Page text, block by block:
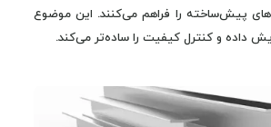
پیش‌ساخته را فراهم می‌کنند. این موضوع
داده و کنترل کیفیت را ساده‌تر می‌کند.